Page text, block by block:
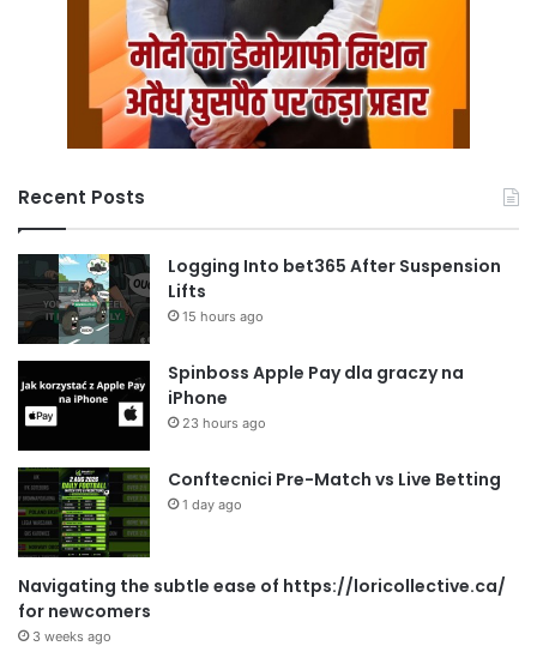
Recent Posts
Logging Into bet365 After Suspension
Lifts
15 hours ago
Spinboss Apple Pay dla graczy na
iPhone
23 hours ago
Conftecnici Pre-Match vs Live Betting
1 day ago
Navigating the subtle ease of https://loricollective.ca/
for newcomers
3 weeks ago